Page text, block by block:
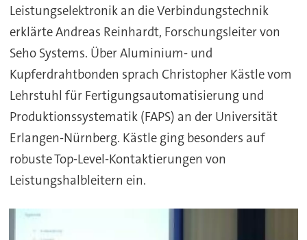
Leistungselektronik an die Verbindungstechnik
erklärte Andreas Reinhardt, Forschungsleiter von
Seho Systems. Über Aluminium- und
Kupferdrahtbonden sprach Christopher Kästle vom
Lehrstuhl für Fertigungsautomatisierung und
Produktionssystematik (FAPS) an der Universität
Erlangen-Nürnberg. Kästle ging besonders auf
robuste Top-Level-Kontaktierungen von
Leistungshalbleitern ein.